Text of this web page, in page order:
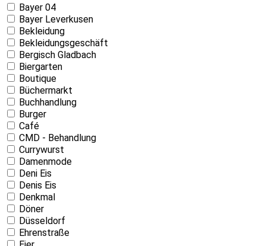
Bayer 04
Bayer Leverkusen
Bekleidung
Bekleidungsgeschäft
Bergisch Gladbach
Biergarten
Boutique
Büchermarkt
Buchhandlung
Burger
Café
CMD - Behandlung
Currywurst
Damenmode
Deni Eis
Denis Eis
Denkmal
Döner
Düsseldorf
Ehrenstraße